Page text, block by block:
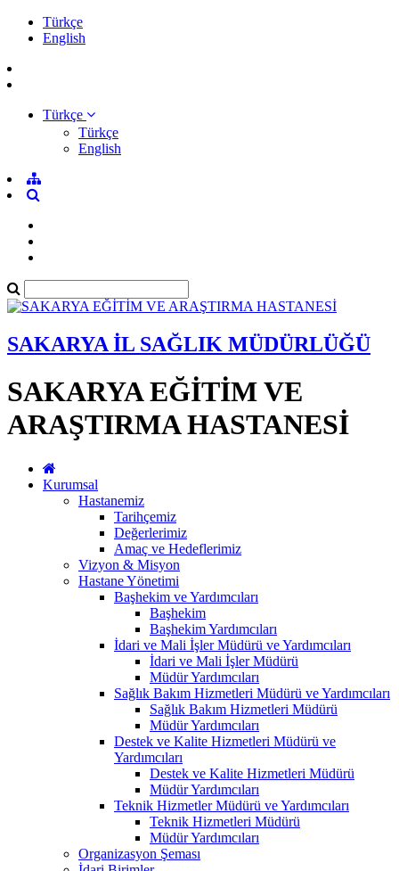
Türkçe
English
Türkçe
Türkçe
English
SAKARYA İL SAĞLIK MÜDÜRLÜĞÜ
SAKARYA EĞİTİM VE
ARAŞTIRMA HASTANESİ
Kurumsal
Hastanemiz
Tarihçemiz
Değerlerimiz
Amaç ve Hedeflerimiz
Vizyon & Misyon
Hastane Yönetimi
Başhekim ve Yardımcıları
Başhekim
Başhekim Yardımcıları
İdari ve Mali İşler Müdürü ve Yardımcıları
İdari ve Mali İşler Müdürü
Müdür Yardımcıları
Sağlık Bakım Hizmetleri Müdürü ve Yardımcıları
Sağlık Bakım Hizmetleri Müdürü
Müdür Yardımcıları
Destek ve Kalite Hizmetleri Müdürü ve
Yardımcıları
Destek ve Kalite Hizmetleri Müdürü
Müdür Yardımcıları
Teknik Hizmetler Müdürü ve Yardımcıları
Teknik Hizmetleri Müdürü
Müdür Yardımcıları
Organizasyon Şeması